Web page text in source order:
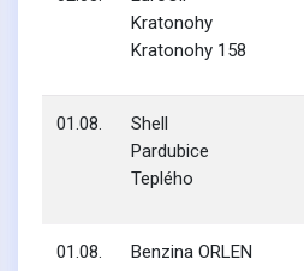
Kratonohy
Kratonohy 158
01.08.
Shell
Pardubice
Teplého
01.08.
Benzina ORLEN